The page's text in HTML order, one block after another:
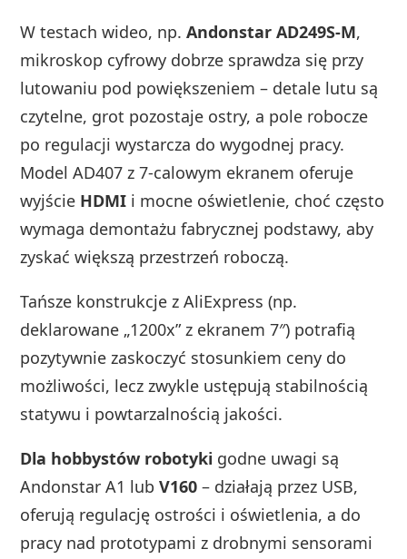
W testach wideo, np.Andonstar AD249S‑M,
mikroskop cyfrowy dobrze sprawdza się przy
lutowaniu pod powiększeniem – detale lutu są
czytelne, grot pozostaje ostry, a pole robocze
po regulacji wystarcza do wygodnej pracy.
Model AD407 z 7‑calowym ekranem oferuje
wyjście HDMI i mocne oświetlenie, choć często
wymaga demontażu fabrycznej podstawy, aby
zyskać większą przestrzeń roboczą.
Tańsze konstrukcje z AliExpress (np.
deklarowane „1200x” z ekranem 7″) potrafią
pozytywnie zaskoczyć stosunkiem ceny do
możliwości, lecz zwykle ustępują stabilnością
statywu i powtarzalnością jakości.
Dla hobbystów robotyki godne uwagi są
Andonstar A1 lubV160 – działają przez USB,
oferują regulację ostrości i oświetlenia, a do
pracy nad prototypami z drobnymi sensorami